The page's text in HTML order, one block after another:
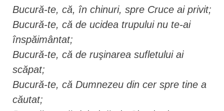
Bucură-te, că, în chinuri, spre Cruce ai privit;
Bucură-te, că de ucidea trupului nu te-ai
înspăimântat;
Bucură-te, că de ruşinarea sufletului ai
scăpat;
Bucură-te, că Dumnezeu din cer spre tine a
căutat;